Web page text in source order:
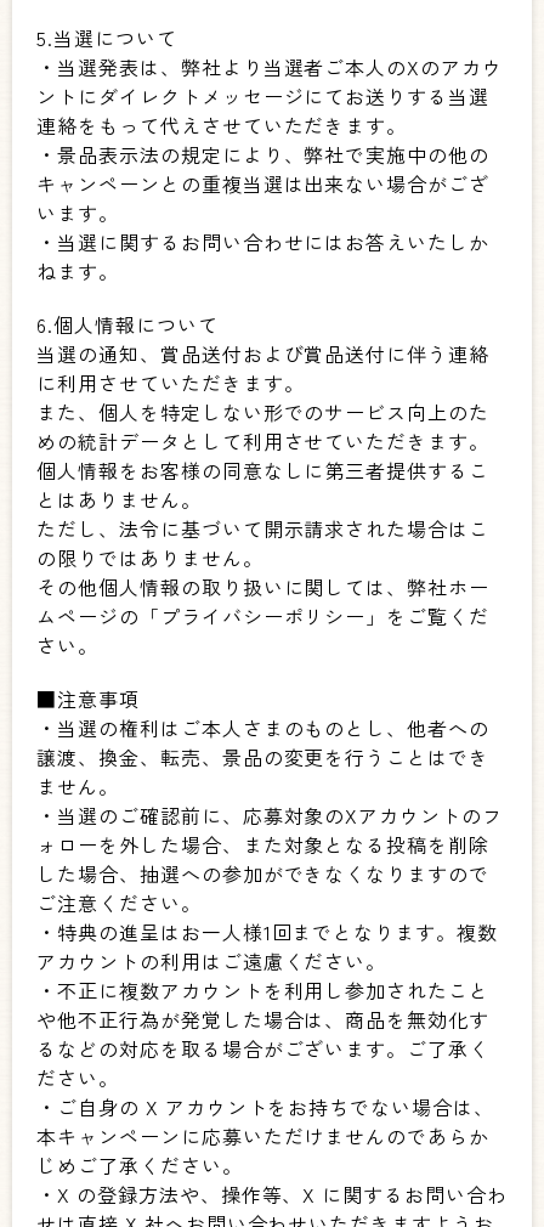
5.当選について
・当選発表は、弊社より当選者ご本人のXのアカウ
ントにダイレクトメッセージにてお送りする当選
連絡をもって代えさせていただきます。
・景品表示法の規定により、弊社で実施中の他の
キャンペーンとの重複当選は出来ない場合がござ
います。
・当選に関するお問い合わせにはお答えいたしか
ねます。
6.個人情報について
当選の通知、賞品送付および賞品送付に伴う連絡
に利用させていただきます。
また、個人を特定しない形でのサービス向上のた
めの統計データとして利用させていただきます。
個人情報をお客様の同意なしに第三者提供するこ
とはありません。
ただし、法令に基づいて開示請求された場合はこ
の限りではありません。
その他個人情報の取り扱いに関しては、弊社ホー
ムページの「プライバシーポリシー」をご覧くだ
さい。
■注意事項
・当選の権利はご本人さまのものとし、他者への
譲渡、換金、転売、景品の変更を行うことはでき
ません。
・当選のご確認前に、応募対象のXアカウントのフ
ォローを外した場合、また対象となる投稿を削除
した場合、抽選への参加ができなくなりますので
ご注意ください。
・特典の進呈はお一人様1回までとなります。複数
アカウントの利用はご遠慮ください。
・不正に複数アカウントを利用し参加されたこと
や他不正行為が発覚した場合は、商品を無効化す
るなどの対応を取る場合がございます。ご了承く
ださい。
・ご自身の X アカウントをお持ちでない場合は、
本キャンペーンに応募いただけませんのであらか
じめご了承ください。
・X の登録方法や、操作等、X に関するお問い合わ